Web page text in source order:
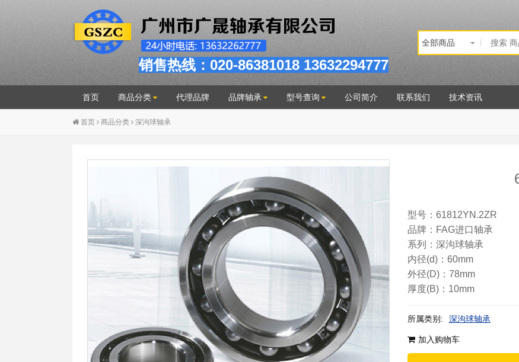
销售热线：020-86381018 13632294777
首页 商品分类 代理品牌 品牌轴承 型号查询 公司简介 联系我们 技术资讯
首页 商品分类 深沟球轴承
型号：61812YN.2ZR
品牌：FAG进口轴承
系列：深沟球轴承
内径(d)：60mm
外径(D)：78mm
厚度(B)：10mm
所属类别: 深沟球轴承
加入购物车